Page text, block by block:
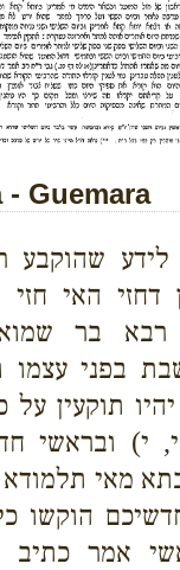
- Guemara
לידע שהוקבע
דחזי האי חזי
רבא בר
בפני
תוקעין על
י) ובראשי
מאי
הוקשו
אמר כתיב